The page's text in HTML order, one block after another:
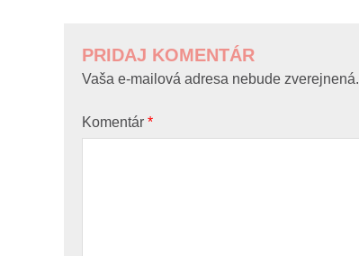
PRIDAJ KOMENTÁR
Vaša e-mailová adresa nebude zverejnená.
Komentár *